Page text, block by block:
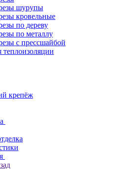
шурупы
кровельные
по дереву
по металлу
с прессшайбой
крепёж